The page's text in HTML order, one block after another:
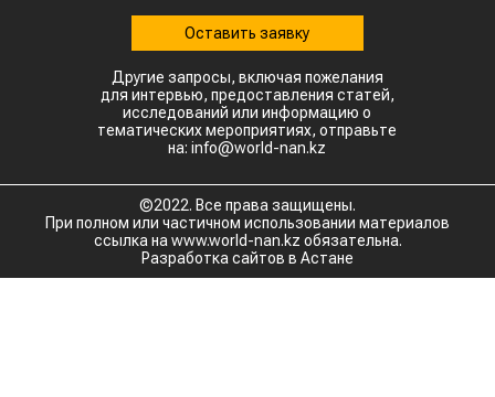
Оставить заявку
Другие запросы, включая пожелания
для интервью, предоставления статей,
исследований или информацию о
тематических мероприятиях, отправьте
на: info@world-nan.kz
©2022. Все права защищены.
При полном или частичном использовании материалов
ссылка на www.world-nan.kz обязательна.
Разработка сайтов в Астане